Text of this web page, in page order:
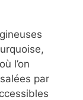
l’on
par